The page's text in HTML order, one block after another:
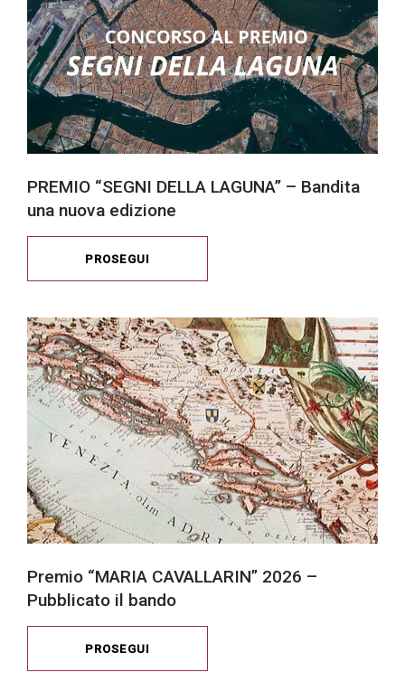
PREMIO “SEGNI DELLA LAGUNA” – Bandita
una nuova edizione
PROSEGUI
Premio “MARIA CAVALLARIN” 2026 –
Pubblicato il bando
PROSEGUI